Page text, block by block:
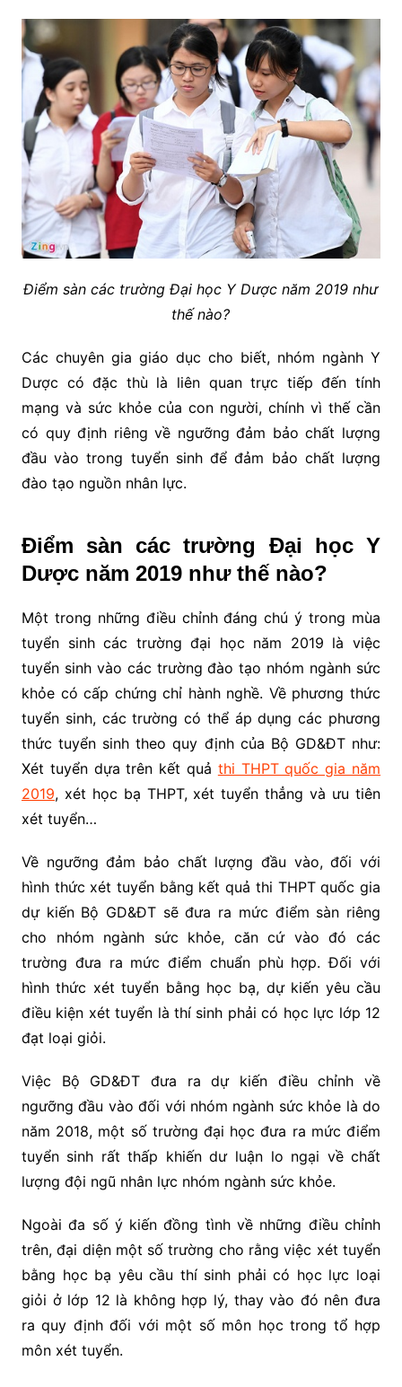
Điểm sàn các trường Đại học Y Dược năm 2019 như
thế nào?
Các chuyên gia giáo dục cho biết, nhóm ngành Y
Dược có đặc thù là liên quan trực tiếp đến tính
mạng và sức khỏe của con người, chính vì thế cần
có quy định riêng về ngưỡng đảm bảo chất lượng
đầu vào trong tuyển sinh để đảm bảo chất lượng
đào tạo nguồn nhân lực.
Điểm sàn các trường Đại học Y
Dược năm 2019 như thế nào?
Một trong những điều chỉnh đáng chú ý trong mùa
tuyển sinh các trường đại học năm 2019 là việc
tuyển sinh vào các trường đào tạo nhóm ngành sức
khỏe có cấp chứng chỉ hành nghề. Về phương thức
tuyển sinh, các trường có thể áp dụng các phương
thức tuyển sinh theo quy định của Bộ GD&ĐT như:
Xét tuyển dựa trên kết quả thi THPT quốc gia năm
2019, xét học bạ THPT, xét tuyển thẳng và ưu tiên
xét tuyển…
Về ngưỡng đảm bảo chất lượng đầu vào, đối với
hình thức xét tuyển bằng kết quả thi THPT quốc gia
dự kiến Bộ GD&ĐT sẽ đưa ra mức điểm sàn riêng
cho nhóm ngành sức khỏe, căn cứ vào đó các
trường đưa ra mức điểm chuẩn phù hợp. Đối với
hình thức xét tuyển bằng học bạ, dự kiến yêu cầu
điều kiện xét tuyển là thí sinh phải có học lực lớp 12
đạt loại giỏi.
Việc Bộ GD&ĐT đưa ra dự kiến điều chỉnh về
ngưỡng đầu vào đối với nhóm ngành sức khỏe là do
năm 2018, một số trường đại học đưa ra mức điểm
tuyển sinh rất thấp khiến dư luận lo ngại về chất
lượng đội ngũ nhân lực nhóm ngành sức khỏe.
Ngoài đa số ý kiến đồng tình về những điều chỉnh
trên, đại diện một số trường cho rằng việc xét tuyển
bằng học bạ yêu cầu thí sinh phải có học lực loại
giỏi ở lớp 12 là không hợp lý, thay vào đó nên đưa
ra quy định đối với một số môn học trong tổ hợp
môn xét tuyển.